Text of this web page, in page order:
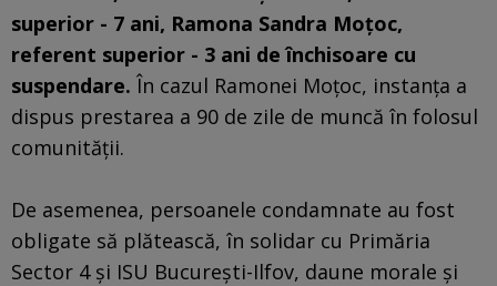
superior - 7 ani, Ramona Sandra Moţoc,
referent superior - 3 ani de închisoare cu
suspendare. În cazul Ramonei Moţoc, instanţa a
dispus prestarea a 90 de zile de muncă în folosul
comunităţii.
De asemenea, persoanele condamnate au fost
obligate să plătească, în solidar cu Primăria
Sector 4 şi ISU Bucureşti-Ilfov, daune morale şi